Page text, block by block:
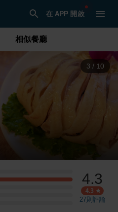
在 APP 開啟
相似餐廳
3 / 10
4.3
4.3
27則評論